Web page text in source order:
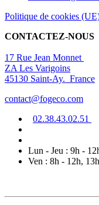
Politique de cookies
CONTACTEZ-NOUS
17 Rue Jean Monnet
ZA Les Varigoins
45130 Saint-Ay. France
contact@fogeco.com
02.38.43.02.51
Lun - Jeu : 9h -
Ven : 8h - 12h,